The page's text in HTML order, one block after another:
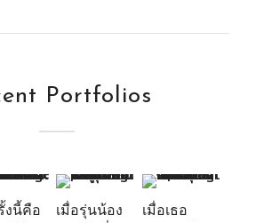
Portfolios
งนี้คือ
เมื่อรุ่นน้อง
เมื่อเธอ